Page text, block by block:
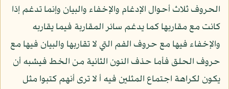
الحروف ثلاث أحوال الإدغام والإخفاء والبيان وإنما تدغم إذا
كانت مع مقاربها كما يدغم سائر المقاربة فيما يقاربه
والإخفاء فيها مع حروف الفم التي لا تقاربها والبيان فيها مع
حروف الحلق فأما حذف النون الثانية من الخط فيشبه أن
يكون لكراهة اجتماع المثلين فيه أ لا ترى أنهم كتبوا مثل